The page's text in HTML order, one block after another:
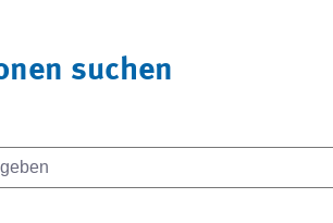
suchen